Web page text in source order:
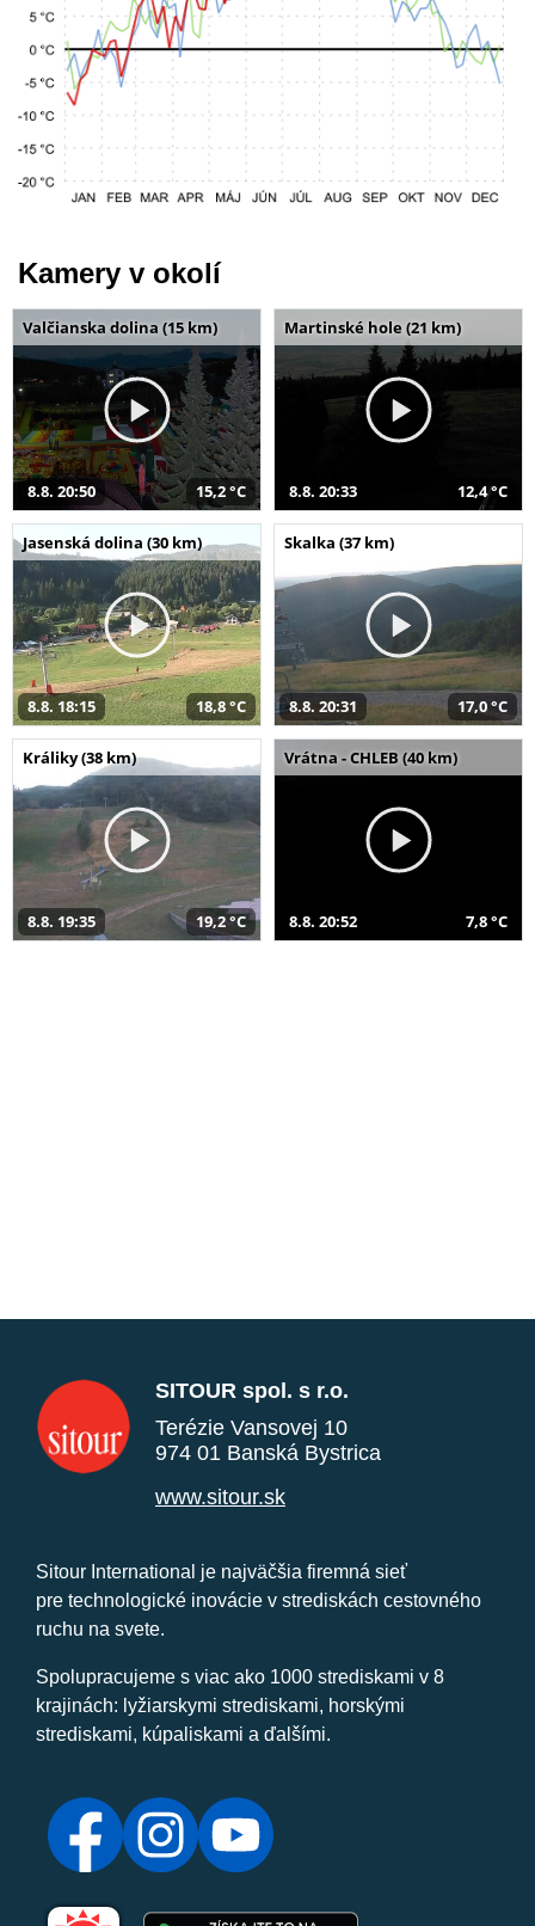
Kamery v okolí
Valčianska dolina (15 km)
8.8. 20:50 15,2 °C
Martinské hole (21 km)
8.8. 20:33 12,4 °C
Jasenská dolina (30 km)
8.8. 18:15 18,8 °C
Skalka (37 km)
8.8. 20:31 17,0 °C
Králiky (38 km)
8.8. 19:35 19,2 °C
Vrátna - CHLEB (40 km)
8.8. 20:52 7,8 °C
SITOUR spol. s r.o.
Terézie Vansovej 10
974 01 Banská Bystrica
www.sitour.sk
Sitour International je najväčšia firemná sieť
pre technologické inovácie v strediskách cestovného
ruchu na svete.
Spolupracujeme s viac ako 1000 strediskami v 8
krajinách: lyžiarskymi strediskami, horskými
strediskami, kúpaliskami a ďalšími.